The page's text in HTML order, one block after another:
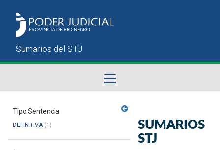
Sumarios del STJ
Tipo Sentencia
DEFINITIVA(1)
SUMARIOS
STJ